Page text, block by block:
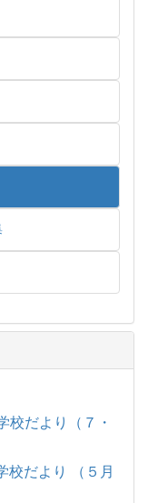
校だより（７・
校だより （５月